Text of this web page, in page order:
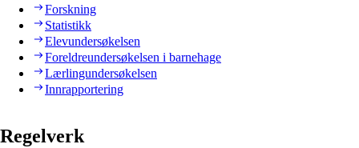
Forskning
Statistikk
Elevundersøkelsen
Foreldreundersøkelsen i barnehage
Lærlingundersøkelsen
Innrapportering
Regelverk